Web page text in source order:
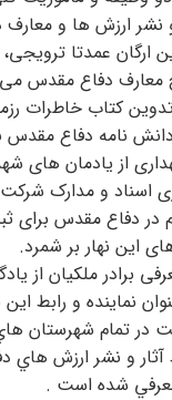
نشر ارزش ها و
ارگان عمدتا ترویجی،
معارف دفاع مقدس
تدوین کتاب خاطرات
نامه دفاع مقدس
از یادمان های
اسناد و مدارک شرکت
دفاع مقدس برای
این نهار بر شمرد.
برادر ملکیان از
نماینده و رابط
در تمام شهرستان
و نشر ارزش هاي
شده است .